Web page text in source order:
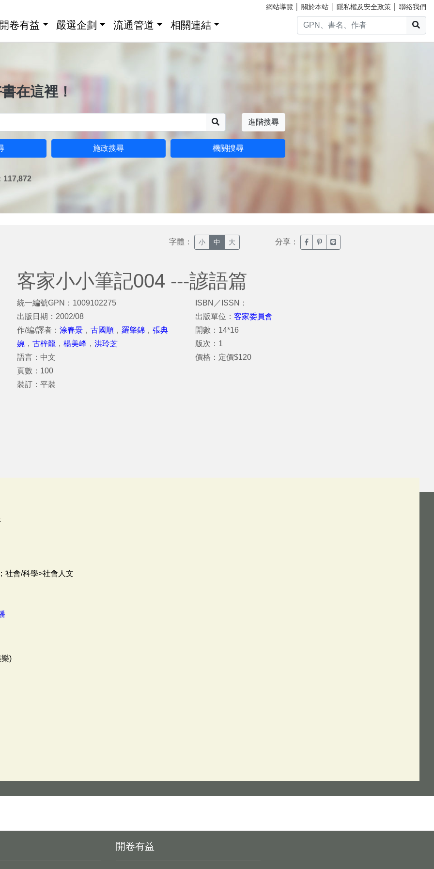
網站導覽 關於本站 隱私權及安全政策 聯絡我們
卷有益 嚴選企劃 流通管道 相關連結
在這裡！
進階搜尋
施政搜尋 機關搜尋
117,872
字體： 小 中 大 分享： 臉書分享(另開新視窗)
噗浪分享(另開新視窗)
Line分享(另開新視窗)
客家小小筆記004 ---諺語篇
統一編號GPN：1009102275
出版日期：2002/08
作/編/譯者： 涂春景 ， 古國順 ， 羅肇錦 ， 張典
婉 ， 古梓龍 ， 楊美峰 ， 洪玲芝
語言：中文
頁數：100
裝訂：平裝
ISBN／ISSN：
出版單位：客家委員會
開數：14*16
版次：1
價格：定價$120
社會/科學>社會人文
)
開卷有益